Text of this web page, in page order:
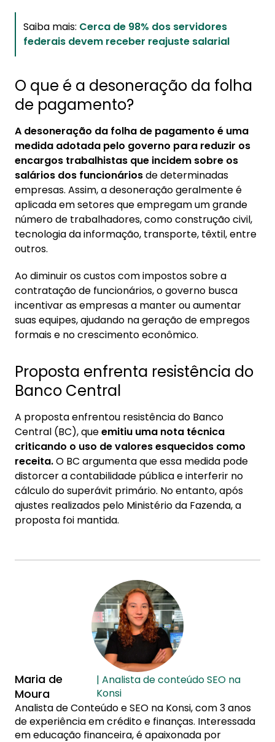
Saiba mais: Cerca de 98% dos servidores
federais devem receber reajuste salarial
O que é a desoneração da folha
de pagamento?
A desoneração da folha de pagamento é uma
medida adotada pelo governo para reduzir os
encargos trabalhistas que incidem sobre os
salários dos funcionáriosde determinadas
empresas. Assim, a desoneração geralmente é
aplicada em setores que empregam um grande
número de trabalhadores, como construção civil,
tecnologia da informação, transporte, têxtil, entre
outros.
Ao diminuir os custos com impostos sobre a
contratação de funcionários, o governo busca
incentivar as empresas a manter ou aumentar
suas equipes, ajudando na geração de empregos
formais e no crescimento econômico.
Proposta enfrenta resistência do
Banco Central
A proposta enfrentou resistência do Banco
Central (BC), queemitiu uma nota técnica
criticando o uso de valores esquecidos como
receita.O BC argumenta que essa medida pode
distorcer a contabilidade pública e interferir no
cálculo do superávit primário. No entanto, após
ajustes realizados pelo Ministério da Fazenda, a
proposta foi mantida.
Maria de
Moura
| Analista de conteúdo SEO na
Konsi
Analista de Conteúdo e SEO na Konsi, com 3 anos
de experiência em crédito e finanças. Interessada
em educação financeira, é apaixonada por